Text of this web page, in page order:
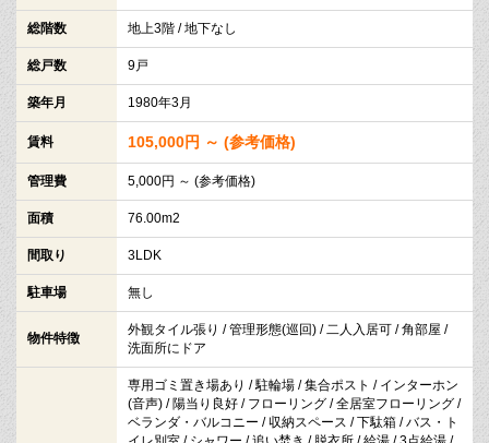
総階数 地上3階 / 地下なし
総戸数 9戸
築年月 1980年3月
賃料 105,000円 ～ (参考価格)
管理費 5,000円 ～ (参考価格)
面積 76.00m2
間取り 3LDK
駐車場 無し
物件特徴
外観タイル張り / 管理形態(巡回) / 二人入居可 / 角部屋 /
洗面所にドア
専用ゴミ置き場あり / 駐輪場 / 集合ポスト / インターホン
(音声) / 陽当り良好 / フローリング / 全居室フローリング /
ベランダ・バルコニー / 収納スペース / 下駄箱 / バス・ト